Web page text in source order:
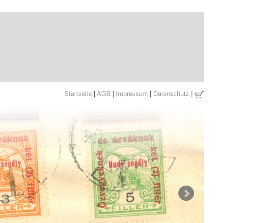
Startseite AGB Impressum Datenschutz